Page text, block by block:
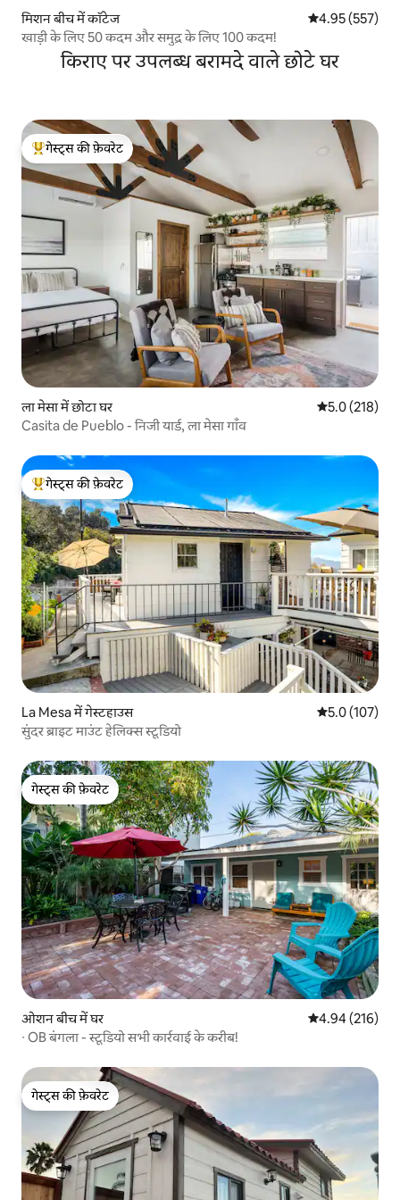
मिशन बीच में कॉटेज औसत रेटिंग 5 में से
4.95 (557)
खाड़ी के लिए 50 कदम और समुद्र के लिए 100 कदम!
किराए पर उपलब्ध बरामदे वाले छोटे घर
गेस्ट्स का टॉप फ़ेवरेट
गेस्ट्स की फ़ेवरेट
ला मेसा में छोटा घर औसत रेटिंग 5 में
5.0 (218)
Casita de Pueblo - निजी यार्ड, ला मेसा गाँव
गेस्ट्स का टॉप फ़ेवरेट
गेस्ट्स की फ़ेवरेट
La Mesa में गेस्टहाउस औसत रेटिंग 5 में
5.0 (107)
सुंदर ब्राइट माउंट हेलिक्स स्टूडियो
गेस्ट्स की फ़ेवरेट
गेस्ट्स की फ़ेवरेट
ओशन बीच में घर औसत रेटिंग 5 में से
4.94 (216)
∙ OB बंगला - स्टूडियो सभी कार्रवाई के करीब!
गेस्ट्स की फ़ेवरेट
गेस्ट्स की फ़ेवरेट